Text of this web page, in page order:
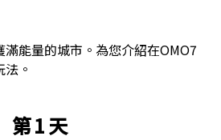
能量的城市。為您介紹在OMO7
。
第1天